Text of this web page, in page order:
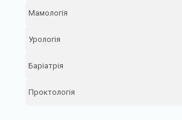
Мамологія
Урологія
Баріатрія
Проктологія